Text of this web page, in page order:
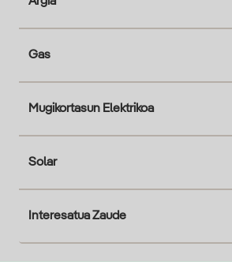
Gas
Mugikortasun Elektrikoa
Solar
Interesatua Zaude